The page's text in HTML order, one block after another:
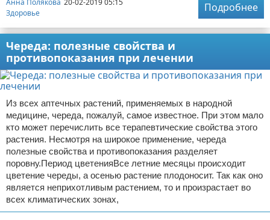
Здоровье
Подробнее
Череда: полезные свойства и
противопоказания при лечении
Из всех аптечных растений, применяемых в народной
медицине, череда, пожалуй, самое известное. При этом мало
кто может перечислить все терапевтические свойства этого
растения. Несмотря на широкое применение, череда
полезные свойства и противопоказания разделяет
поровну.Период цветенияВсе летние месяцы происходит
цветение череды, а осенью растение плодоносит. Так как оно
является неприхотливым растением, то и произрастает во
всех климатических зонах,